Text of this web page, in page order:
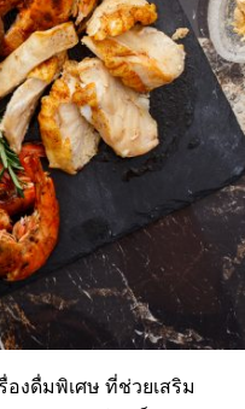
งดื่มพิเศษ ที่ช่วยเสริม